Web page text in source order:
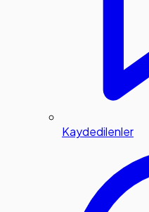
Kaydedilenler